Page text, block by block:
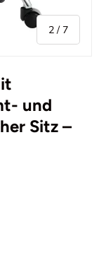
2 / von
7
und
Sitz –